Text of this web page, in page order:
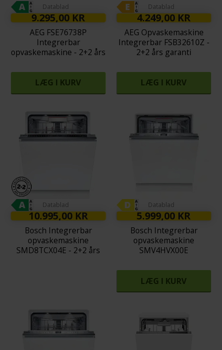
Datablad
9.295,00 KR
AEG FSE76738P
Integrerbar
opvaskemaskine - 2+2 års
LÆG I KURV
Datablad
4.249,00 KR
AEG Opvaskemaskine
Integrerbar FSB32610Z -
2+2 års garanti
LÆG I KURV
Datablad
10.995,00 KR
Bosch Integrerbar
opvaskemaskine
SMD8TCX04E - 2+2 års
Datablad
5.999,00 KR
Bosch Integrerbar
opvaskemaskine
SMV4HVX00E
LÆG I KURV